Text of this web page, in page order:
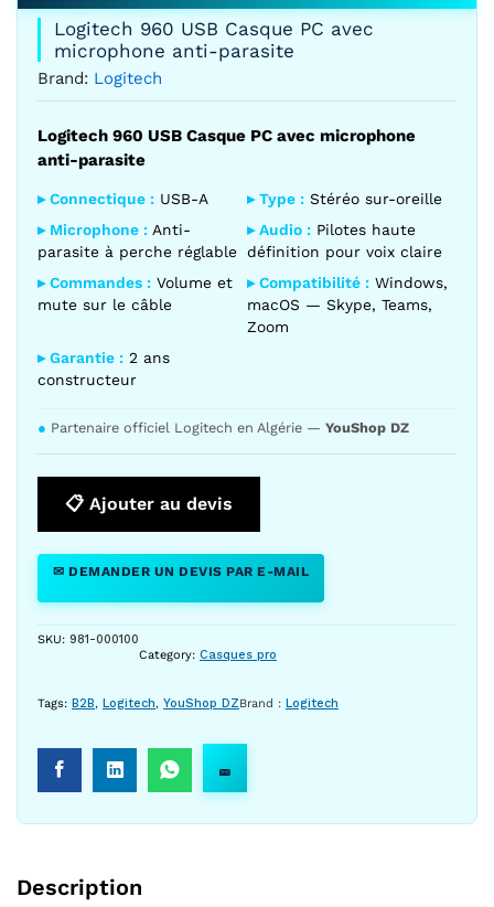
Logitech 960 USB Casque PC avec
microphone anti-parasite
Brand: Logitech
Logitech 960 USB Casque PC avec microphone
anti-parasite
▸ Connectique : USB-A ▸ Type : Stéréo sur-oreille
▸ Microphone : Anti-
parasite à perche réglable
▸ Audio : Pilotes haute
définition pour voix claire
▸ Commandes : Volume et
mute sur le câble
▸ Compatibilité : Windows,
macOS — Skype, Teams,
Zoom
▸ Garantie : 2 ans
constructeur
● Partenaire officiel Logitech en Algérie — YouShop DZ
📋 Ajouter au devis
✉ DEMANDER UN DEVIS PAR E-MAIL
SKU: 981-000100
Category: Casques pro
Tags: B2B, Logitech, YouShop DZBrand : Logitech
Description